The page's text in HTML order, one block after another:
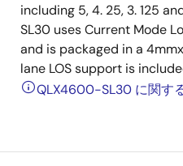
including 5, 4. 25, 3. 125
SL30 uses Current Mode
and is packaged in a
lane LOS support is
QLX4600-SL30 に関す